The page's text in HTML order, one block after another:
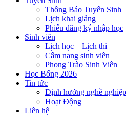
Thông Báo Tuyển Sinh
Lịch khai giảng
Phiếu đăng ký nhập học
Sinh viên
Lịch học – Lịch thi
Cẩm nang sinh viên
Phong Trào Sinh Viên
Học Bổng 2026
Tin tức
Định hướng nghề nghiệp
Hoạt Động
Liên hệ